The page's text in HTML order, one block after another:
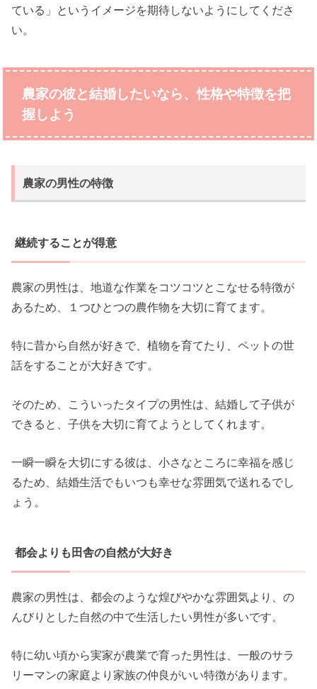
ている」というイメージを期待しないようにしてくださ
い。
農家の彼と結婚したいなら、性格や特徴を把
握しよう
農家の男性の特徴
継続することが得意
農家の男性は、地道な作業をコツコツとこなせる特徴が
あるため、１つひとつの農作物を大切に育てます。
特に昔から自然が好きで、植物を育てたり、ペットの世
話をすることが大好きです。
そのため、こういったタイプの男性は、結婚して子供が
できると、子供を大切に育てようとしてくれます。
一瞬一瞬を大切にする彼は、小さなところに幸福を感じ
るため、結婚生活でもいつも幸せな雰囲気で送れるでし
ょう。
都会よりも田舎の自然が大好き
農家の男性は、都会のような煌びやかな雰囲気より、の
んびりとした自然の中で生活したい男性が多いです。
特に幼い頃から実家が農業で育った男性は、一般のサラ
リーマンの家庭より家族の仲良がいい特徴があります。